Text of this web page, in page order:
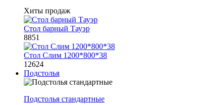
Хиты продаж
Стол барный Тауэр
8851
Стол Слим 1200*800*38
12624
Подстолья
Подстолья стандартные